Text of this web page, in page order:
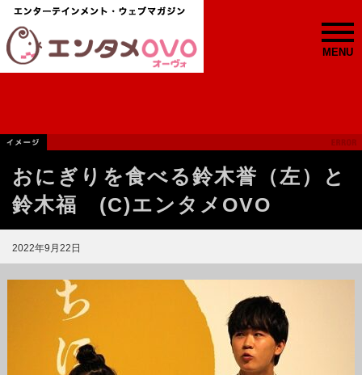
MENU
おにぎりを食べる鈴木誉（左）と
鈴木福 (C)エンタメOVO
2022年9月22日